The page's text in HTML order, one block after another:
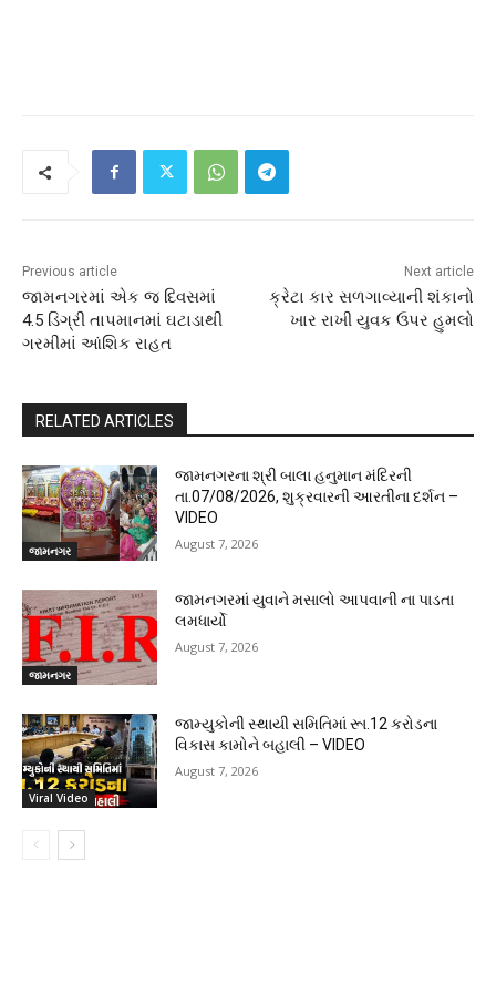
Previous article
જામનગરમાં એક જ દિવસમાં
4.5 ડિગ્રી તાપમાનમાં ઘટાડાથી
ગરમીમાં આંશિક રાહત
Next article
ક્રેટા કાર સળગાવ્યાની શંકાનો
ખાર રાખી યુવક ઉપર હુમલો
RELATED ARTICLES
જામનગર
જામનગરના શ્રી બાલા હનુમાન મંદિરની
તા.07/08/2026, શુક્રવારની આરતીના દર્શન –
VIDEO
August 7, 2026
જામનગર
જામનગરમાં યુવાને મસાલો આપવાની ના પાડતા
લમધાર્યો
August 7, 2026
Viral Video
જામ્યુકોની સ્થાયી સમિતિમાં રૂા.12 કરોડના
વિકાસ કામોને બહાલી – VIDEO
August 7, 2026